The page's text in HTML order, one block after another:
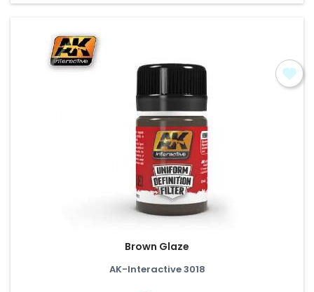
Brown Glaze
AK-Interactive 3018